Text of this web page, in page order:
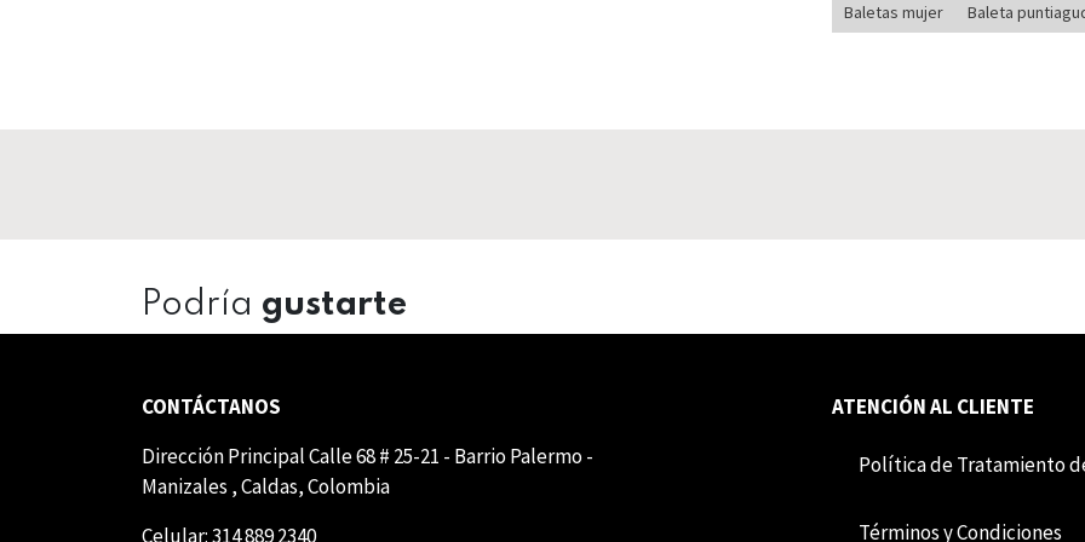
Baletas mujer Baleta
Podría gustarte
CONTÁCTANOS
Dirección Principal Calle 68 # 25-21 - Barrio Palermo -
Manizales , Caldas, Colombia
Celular: 314 889 2340
ATENCIÓN AL CLIENTE
Política de Tratamiento
Término​​s y Condiciones